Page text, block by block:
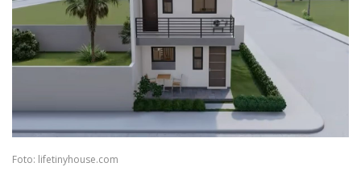
Foto: lifetinyhouse.com